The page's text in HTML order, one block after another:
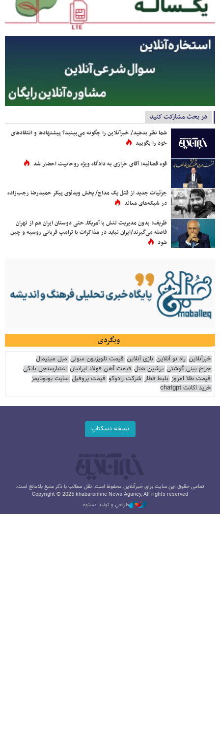
در بحث مشارکت کنید
شما نظر بدهید/ خبرآنلاین را چگونه می‌بینید؟ پیشنهادها و انتقادهای
خود را بگویید
قوه قضائیه: آقای خرازی به دادگاه ویژه روحانیت احضار شد
جزئیات جدید از قتل یک مداح/ پخش ویدئوی پیکر حمیدرضا رجب‌زاده
در شبکه‌های معاند
ظریف: بدون مدیریت تنش با آمریکا، حتی دوستان ایران هم از تهران
فاصله می‌گیرند/ایران نباید در مذاکرات با ترامپ قربانی روسیه و چین
شود
وبگردی
خبرآنلاین راه نو آنلاین بازی آنلاین قیمت تلویزیون سونی مبل مینیمال
جراح بینی گوشتی پرشین هتل قیمت آهن فولاد ایرانیان اعتبارسنجی بانکی
قیمت طلا امروز بلیط قطار شرکت رادوکو قیمت پروفیل سایت یوتوتایمز
خرید اکانت chatgpt
نسخه دسکتاپ
تمامی حقوق این سایت برای خبرآنلاین محفوظ است. نقل مطالب با ذکر منبع بلامانع است.
Copyright © 2025 khabaronline News Agancy, All rights reserved
طراحی و تولید: نستوه